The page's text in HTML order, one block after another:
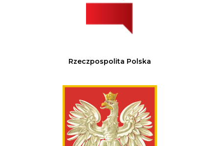
Rzeczpospolita Polska